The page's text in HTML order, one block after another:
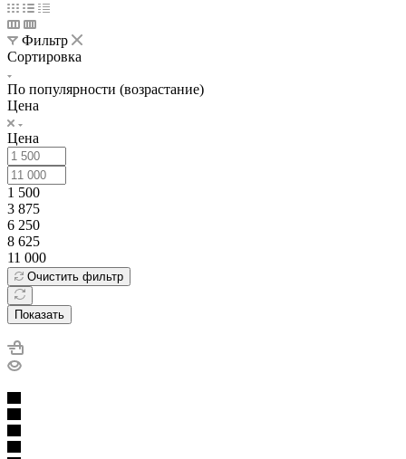
Фильтр
Сортировка
По популярности (возрастание)
Цена
Цена
1 500
3 875
6 250
8 625
11 000
Очистить фильтр
Показать